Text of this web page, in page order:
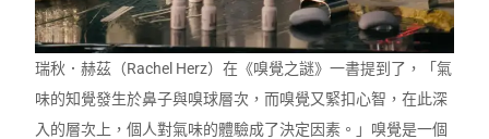
瑞秋．赫茲（Rachel Herz）在《嗅覺之謎》一書提到了，「氣
味的知覺發生於鼻子與嗅球層次，而嗅覺又緊扣心智，在此深
入的層次上，個人對氣味的體驗成了決定因素。」嗅覺是一個